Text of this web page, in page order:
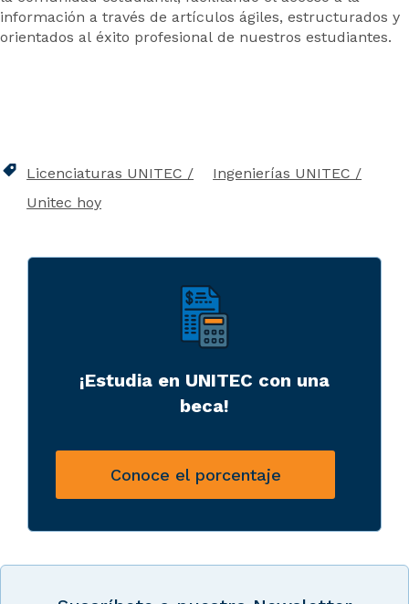
información a través de artículos ágiles, estructurados y
orientados al éxito profesional de nuestros estudiantes.
Licenciaturas UNITEC
Ingenierías UNITEC
Unitec hoy
¡Estudia en UNITEC con una
beca!
Conoce el porcentaje